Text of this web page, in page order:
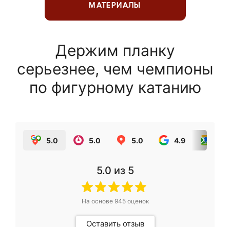
МАТЕРИАЛЫ
Держим планку
серьезнее, чем чемпионы
по фигурному катанию
5.0 5.0 5.0 4.9
5.0 из 5
На основе 945оценок
Оставить отзыв